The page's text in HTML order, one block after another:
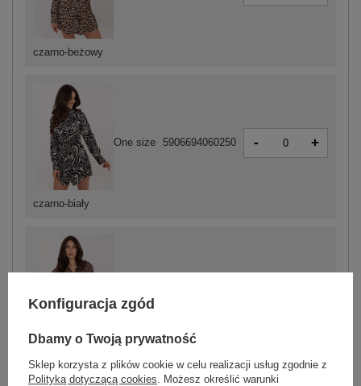
czarno-biały
One size 5906694060250 - +
czarno-beżowy
Konfiguracja zgód
Dbamy o Twoją prywatność
Sklep korzysta z plików cookie w celu realizacji usług zgodnie z
Polityką dotyczącą cookies . Możesz określić warunki